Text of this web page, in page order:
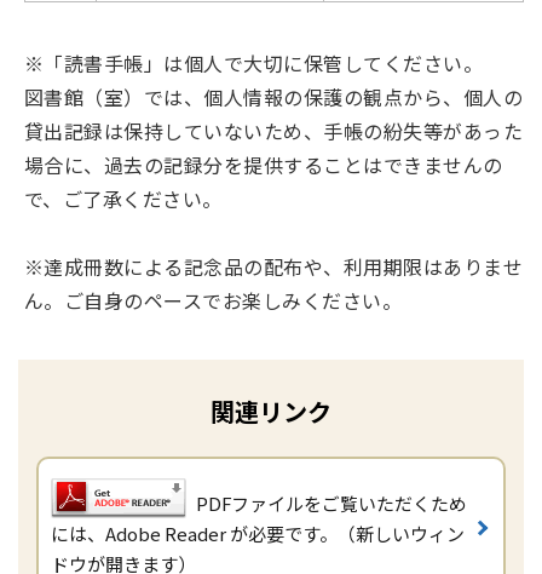
※「読書手帳」は個人で大切に保管してください。
図書館（室）では、個人情報の保護の観点から、個人の
貸出記録は保持していないため、手帳の紛失等があった
場合に、過去の記録分を提供することはできませんの
で、ご了承ください。
※達成冊数による記念品の配布や、利用期限はありませ
ん。ご自身のペースでお楽しみください。
関連リンク
PDFファイルをご覧いただくため
には、Adobe Reader が必要です。（新しいウィン
ドウが開きます）